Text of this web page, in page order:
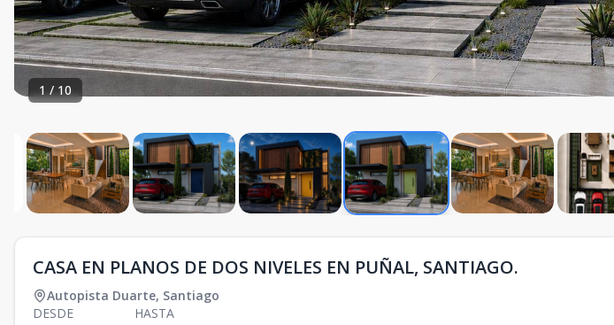
1 / 10
CASA EN PLANOS DE DOS NIVELES EN PUÑAL, SANTIAGO.
Autopista Duarte, Santiago
DESDE
HASTA